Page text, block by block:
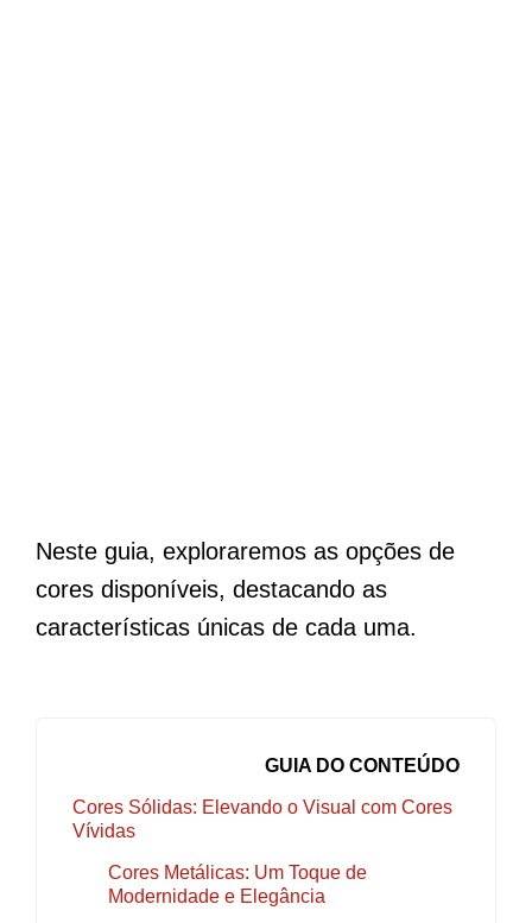
Neste guia, exploraremos as opções de
cores disponíveis, destacando as
características únicas de cada uma.
GUIA DO CONTEÚDO
Cores Sólidas: Elevando o Visual com Cores
Vívidas
Cores Metálicas: Um Toque de
Modernidade e Elegância